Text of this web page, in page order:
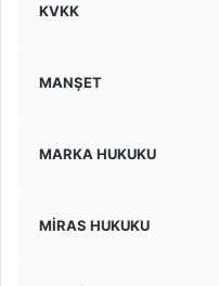
KVKK
MANŞET
MARKA HUKUKU
MİRAS HUKUKU